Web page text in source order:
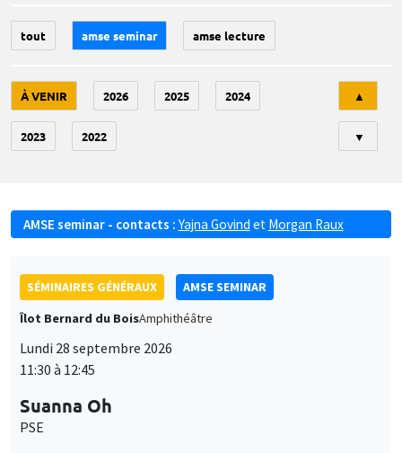
tout amse seminar amse lecture
À VENIR 2026 2025 2024
2023 2022
▲
▼
AMSE seminar - contacts : Yajna Govind et Morgan Raux
SÉMINAIRES GÉNÉRAUX
AMSE SEMINAR
Îlot Bernard du BoisAmphithéâtre
Lundi 28 septembre 2026
11:30 à 12:45
Suanna Oh
PSE